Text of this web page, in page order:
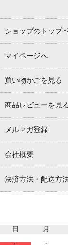
ショップのトップ
マイページへ
買い物かごを見る
商品レビューを見る
メルマガ登録
会社概要
決済方法・配送方
日
月